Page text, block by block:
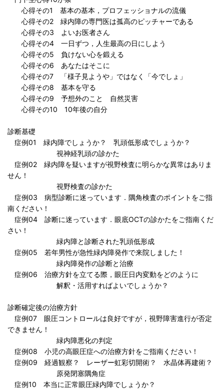
心得その1 基本の基本，プロフェッショナルの流儀
心得その2 緑内障の専門医は孤高のピッチャーである
心得その3 よいお医者さん
心得その4 一日ずつ，人生最高の日にしよう
心得その5 負けない心を鍛える
心得その6 あなたはそこに
心得その7 「様子見ようや」ではなく「今でしょ」
心得その8 基本を守る
心得その9 予想外のこと 自然災害
心得その10 10年後の自分
診断基礎
症例01 緑内障でしょうか？ 乳頭低形成でしょうか？
視神経乳頭の診かた
症例02 緑内障を疑いますが視野検査に明らかな異常はありま
せん！
視野検査の診かた
症例03 病型診断に迷っています．隅角検査のポイントをご指
南ください！
症例04 診断に迷っています．眼底OCTの診かたをご指南くだ
さい！
緑内障と診断された乳頭低形成
症例05 若年男性が急性緑内障発作で来院しました！
緑内障発作の診断と治療
症例06 治療方針を立てる際，眼圧日内変動をどのように
解釈・活用すればよいでしょうか？
診断確定後の治療方針
症例07 眼圧コントロールは良好ですが，視野障害進行が否定
できません！
緑内障悪化の判定
症例08 小児の高眼圧症への治療方針をご指南ください！
症例09 経過観察？ レーザー虹彩切開術？ 水晶体再建術？
原発閉塞隅角症
症例10 本当に正常眼圧緑内障でしょうか？